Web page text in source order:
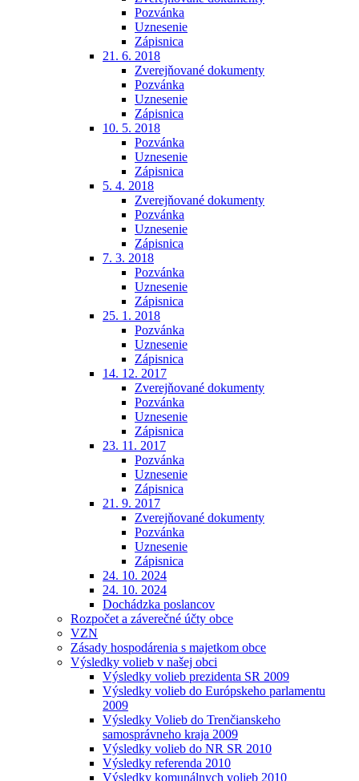
Pozvánka
Uznesenie
Zápisnica
21. 6. 2018
Zverejňované dokumenty
Pozvánka
Uznesenie
Zápisnica
10. 5. 2018
Pozvánka
Uznesenie
Zápisnica
5. 4. 2018
Zverejňované dokumenty
Pozvánka
Uznesenie
Zápisnica
7. 3. 2018
Pozvánka
Uznesenie
Zápisnica
25. 1. 2018
Pozvánka
Uznesenie
Zápisnica
14. 12. 2017
Zverejňované dokumenty
Pozvánka
Uznesenie
Zápisnica
23. 11. 2017
Pozvánka
Uznesenie
Zápisnica
21. 9. 2017
Zverejňované dokumenty
Pozvánka
Uznesenie
Zápisnica
24. 10. 2024
24. 10. 2024
Dochádzka poslancov
Rozpočet a záverečné účty obce
VZN
Zásady hospodárenia s majetkom obce
Výsledky volieb v našej obci
Výsledky volieb prezidenta SR 2009
Výsledky volieb do Európskeho parlamentu
2009
Výsledky Volieb do Trenčianskeho
samosprávneho kraja 2009
Výsledky volieb do NR SR 2010
Výsledky referenda 2010
Výsledky komunálnych volieb 2010